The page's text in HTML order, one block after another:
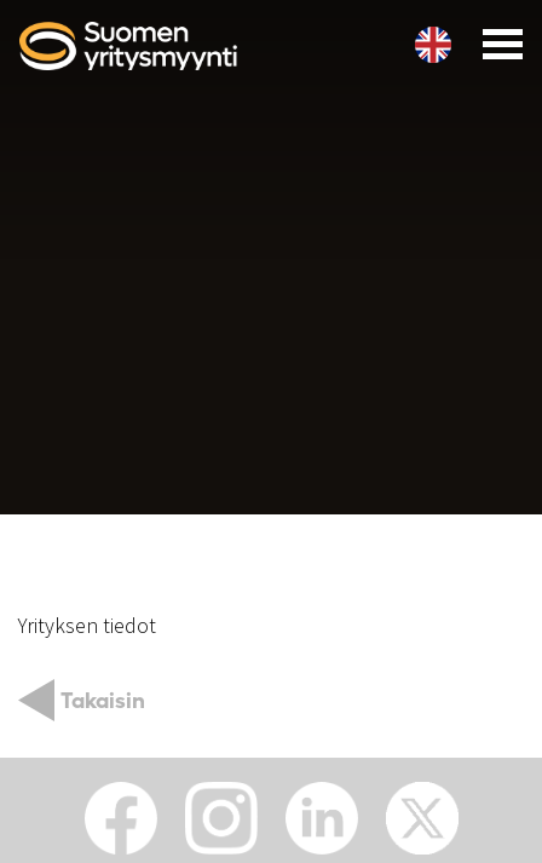
Yrityksen tiedot
Takaisin